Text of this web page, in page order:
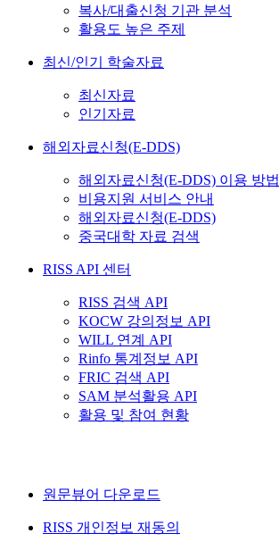
복사/대출신청 기관 분석
활용도 높은 주제
최신/인기 학술자료
최신자료
인기자료
해외자료신청(E-DDS)
해외자료신청(E-DDS) 이용 방법
비용지원 서비스 안내
해외자료신청(E-DDS)
중국대학 자료 검색
RISS API 센터
RISS 검색 API
KOCW 강의정보 API
WILL 연계 API
Rinfo 통계정보 API
FRIC 검색 API
SAM 분석활용 API
활용 및 참여 현황
원문뷰어 다운로드
RISS 개인정보 재동의